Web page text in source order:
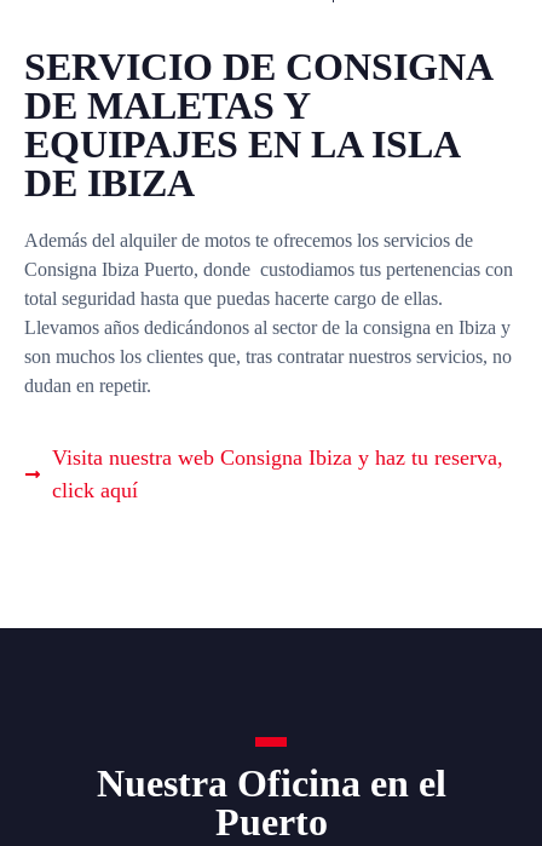
SERVICIO DE CONSIGNA
DE MALETAS Y
EQUIPAJES EN LA ISLA
DE IBIZA
Además del alquiler de motos te ofrecemos los servicios de
Consigna Ibiza Puerto, donde custodiamos tus pertenencias con
total seguridad hasta que puedas hacerte cargo de ellas.
Llevamos años dedicándonos al sector de la consigna en Ibiza y
son muchos los clientes que, tras contratar nuestros servicios, no
dudan en repetir.
Visita nuestra web Consigna Ibiza y haz tu reserva,
click aquí
Nuestra Oficina en el
Puerto